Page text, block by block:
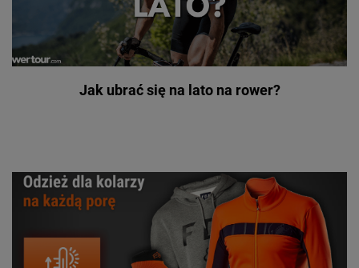
Jak ubrać się na lato na rower?